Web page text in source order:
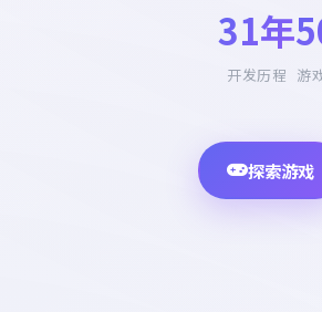
31年
开发历程 游
探索游戏